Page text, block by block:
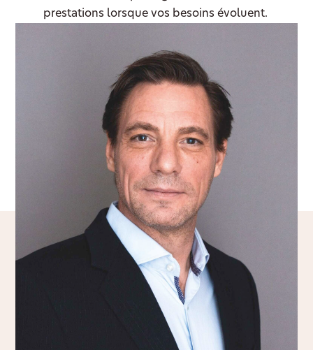
prestations lorsque vos besoins évoluent.